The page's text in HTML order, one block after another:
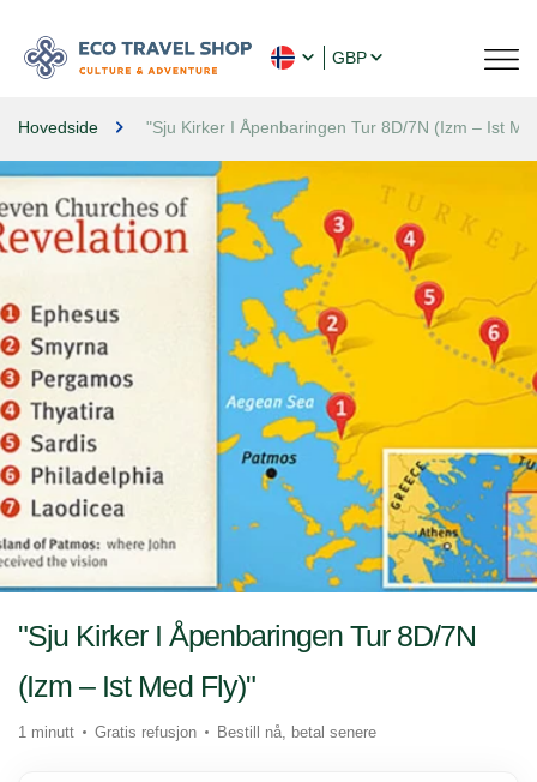
GBP
Hovedside "Sju Kirker I Åpenbaringen Tur 8D/7N (Izm – Ist
"Sju Kirker I Åpenbaringen Tur 8D/7N
(Izm – Ist Med Fly)"
1 minutt Gratis refusjon Bestill nå, betal senere